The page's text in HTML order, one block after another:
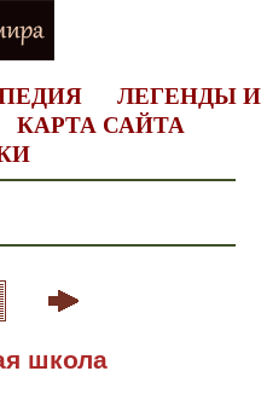
ЛЕГЕНДЫ И
КАРТА САЙТА
школа